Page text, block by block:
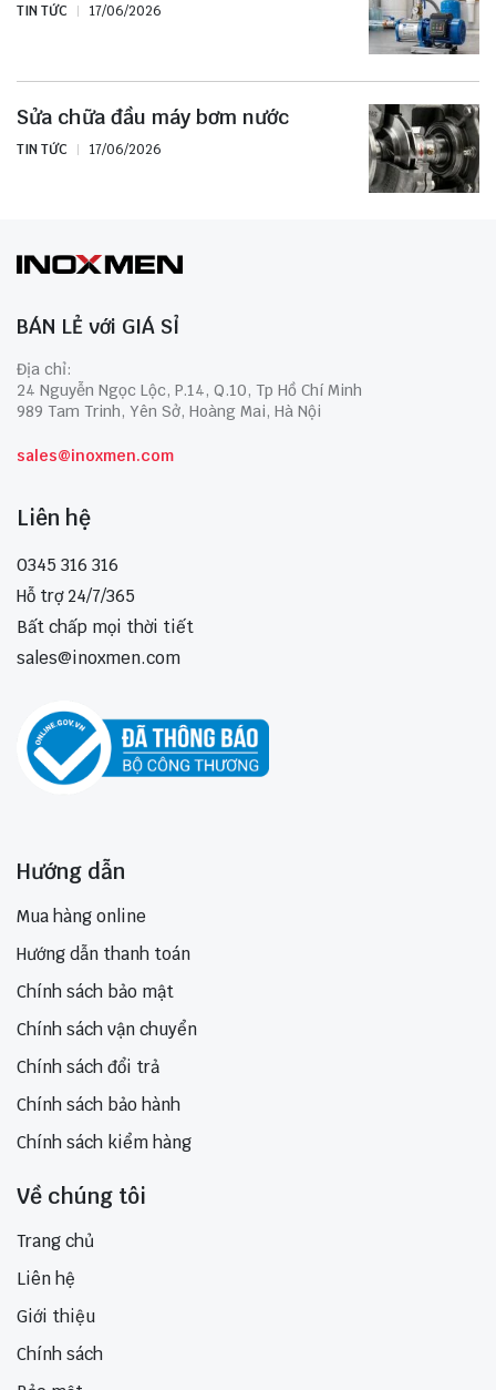
TIN TỨC 17/06/2026
Sửa chữa đầu máy bơm nước
TIN TỨC 17/06/2026
BÁN LẺ với GIÁ SỈ
Địa chỉ:
24 Nguyễn Ngọc Lộc, P.14, Q.10, Tp Hồ Chí Minh
989 Tam Trinh, Yên Sở, Hoàng Mai, Hà Nội
sales@inoxmen.com
Liên hệ
0345 316 316
Hỗ trợ 24/7/365
Bất chấp mọi thời tiết
sales@inoxmen.com
Hướng dẫn
Mua hàng online
Hướng dẫn thanh toán
Chính sách bảo mật
Chính sách vận chuyển
Chính sách đổi trả
Chính sách bảo hành
Chính sách kiểm hàng
Về chúng tôi
Trang chủ
Liên hệ
Giới thiệu
Chính sách